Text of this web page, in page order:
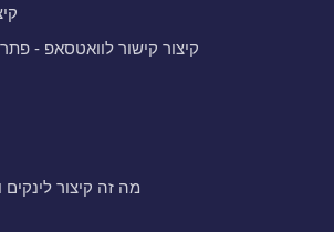
קיצור קישור לוואטסאפ -
מה זה קיצור